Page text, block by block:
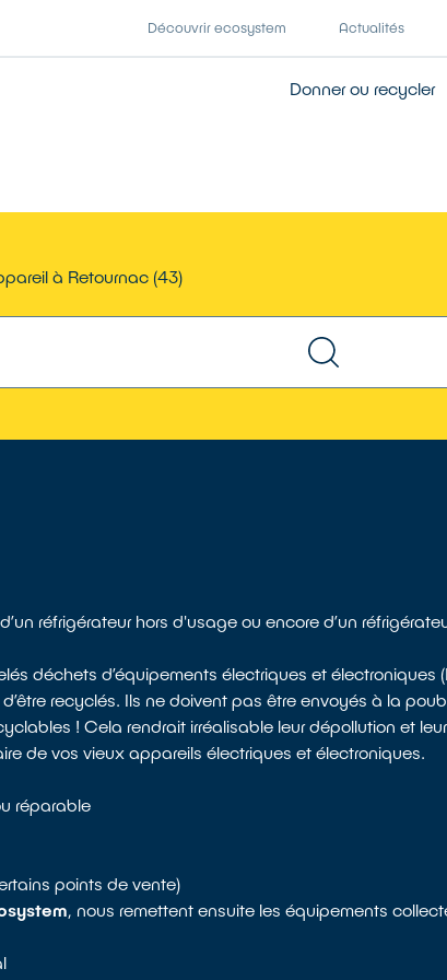
Découvrir ecosystem Actualités
Donner ou recycler
à Retournac (43)
réfrigérateur hors d'usage ou encore d’un
déchets d’équipements électriques et électroniques
recyclés. Ils ne doivent pas être envoyés à la
! Cela rendrait irréalisable leur dépollution et
de vos vieux appareils électriques et électroniques.
réparable
points de vente)
, nous remettent ensuite les équipements